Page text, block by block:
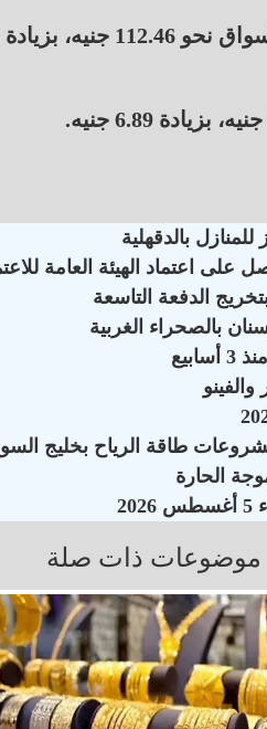
1.37 جنيه.
بالدقهلية
اعتماد الهيئة العامة
الدفعة التاسعة
بالصحراء الغربية
طاقة الرياح بخليج
موضوعات ذات صلة